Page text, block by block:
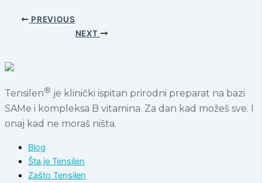
PREVIOUS
NEXT
Tensilen® je klinički ispitan prirodni preparat na bazi
SAMe i kompleksa B vitamina. Za dan kad možeš sve. I
onaj kad ne moraš ništa.
Blog
Šta je Tensilen
Zašto Tensilen